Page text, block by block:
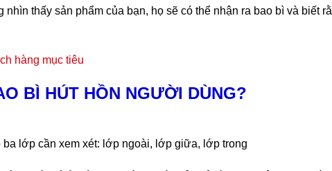
thấy sản phẩm của bạn, họ sẽ có thể nhận ra bao bì và biết
hàng mục tiêu
BÌ HÚT HỒN NGƯỜI DÙNG?
ba lớp cần xem xét: lớp ngoài, lớp giữa, lớp trong